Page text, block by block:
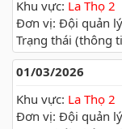
Khu vực: La Thọ 2
Đơn vị: Đội quản
Trạng thái (thông
01/03/2026
Khu vực: La Thọ 2
Đơn vị: Đội quản